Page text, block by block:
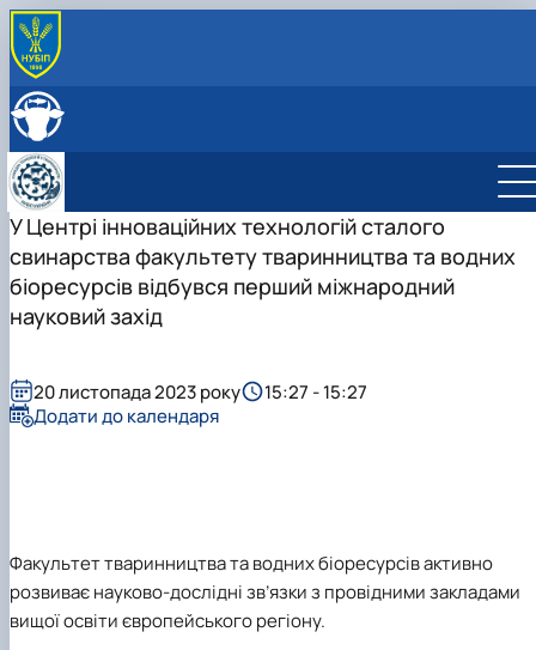
ПРО КАФЕДРУ
Співпраця з роботодавцями
Відеотур кафедрою
ОСВІТНЯ ДІЯЛЬНІСТЬ
Навчальні лабораторії
Сертифікатні курси
Фотогалерея
Робочі програми
Практика студентів
НАУКОВА ДІЯЛЬНІСТЬ
Наукова робота
Дорадча діяльність
Наукові гуртки
Підготовка аспірантів та докторантів
Наукові здобутки кафедри
МІЖНАРОДНА ДІЯЛЬНІСТЬ
У Центрі інноваційних технологій сталого
свинарства факультету тваринництва та водних
біоресурсів відбувся перший міжнародний
науковий захід
Факультет тваринництва та водних біоресурсів активно
розвиває науково-дослідні зв’язки з провідними закладами
вищої освіти європейського регіону.
20 листопада 2023 року
15:27 - 15:27
Додати до календаря